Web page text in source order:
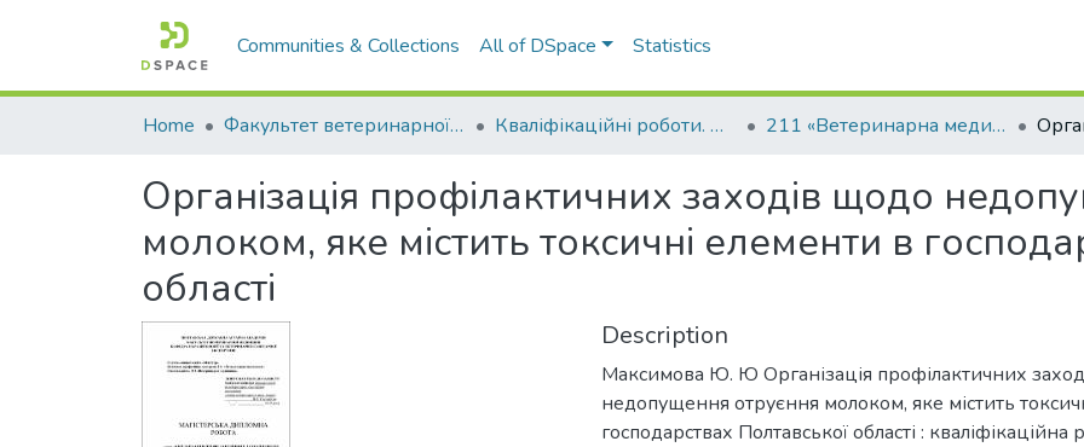
Communities & Collections All of DSpace Statistics
Home Факультет ветеринарної медицини Кваліфікаційні роботи. Факультет ветеринарної медицини 211 «Ветеринарна медицина»
Організація профілактичних заходів щодо
молоком, яке містить токсичні елементи в
області
Description
Максимова Ю. Ю Організація профілактичних
недопущення отруєння молоком, яке містить
господарствах Полтавської області : кваліфікаційна